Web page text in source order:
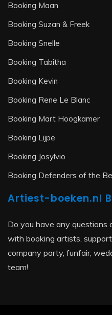
Booking Maan
Booking Suzan & Freek
Booking Snelle
Booking Tabitha
Booking Kevin
Booking Rene Le Blanc
Booking Mart Hoogkamer
Booking Lijpe
Booking Josylvio
Booking Defenders of the
Artiest-boeken.nl
Do you have any questions
with booking artists,
company party, funfair,
team!